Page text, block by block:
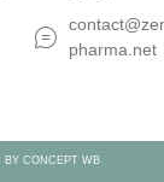
pharma.net
CONCEPT WB